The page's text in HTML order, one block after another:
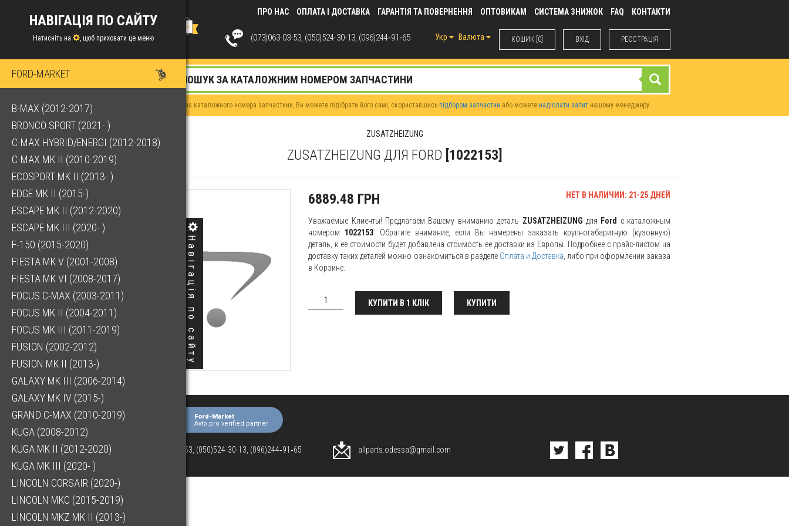
Навігація по сайту
ПРО НАС ОПЛАТА І ДОСТАВКА ГАРАНТІЯ ТА ПОВЕРНЕННЯ ОПТОВИКАМ СИСТЕМА ЗНИЖОК FAQ КОНТАКТИ
КОШИК [0] ВХIД РЕЄСТРАЦІЯ
Укр Валюта
(073)063-03-53, (050)524-30-13, (096)244‑91‑65
НАВІГАЦІЯ ПО САЙТУ
Натисніть на , щоб приховати це меню
FORD-MARKET
B-MAX (2012-2017)
BRONCO SPORT (2021- )
C-MAX HYBRID/ENERGI (2012-2018)
C-MAX MK II (2010-2019)
ECOSPORT MK II (2013- )
EDGE MK II (2015-)
ESCAPE MK II (2012-2020)
ESCAPE MK III (2020- )
F-150 (2015-2020)
FIESTA MK V (2001-2008)
FIESTA MK VI (2008-2017)
FOCUS C-MAX (2003-2011)
FOCUS MK II (2004-2011)
FOCUS MK III (2011-2019)
FUSION (2002-2012)
FUSION MK II (2013-)
GALAXY MK III (2006-2014)
GALAXY MK IV (2015-)
GRAND C-MAX (2010-2019)
KUGA (2008-2012)
KUGA MK II (2012-2020)
KUGA MK III (2020- )
LINCOLN CORSAIR (2020-)
LINCOLN MKC (2015-2019)
LINCOLN MKZ MK II (2013-)
Якщо у Вас немає каталожного номера запчастини, Ви можете підібрати його самі, скориставшись підбором запчастин або можете надіслати запит нашому менеджеру.
ZUSATZHEIZUNG
ZUSATZHEIZUNG ДЛЯ FORD [1022153]
6889.48 ГРН НЕТ В НАЛИЧИИ: 21-25 ДНЕЙ
Уважаемые Клиенты! Предлагаем Вашему вниманию деталь ZUSATZHEIZUNG для Ford
с каталожным
номером 1022153 . Обратите внимание, если Вы намерены заказать крупногабаритную (кузовную)
деталь, к её стоимости будет добавлена стоимость её доставки из Европы. Подробнее с прайс-листом на
доставку таких деталей можно ознакомиться в разделе Оплата и Доставка , либо при оформлении заказа
в Корзине.
КУПИТИ В 1 КЛІК КУПИТИ
Ford-Market
Avto.pro verified partner
(073)063-03-53, (050)524-30-13, (096)244‑91‑65 allparts.odessa@gmail.com